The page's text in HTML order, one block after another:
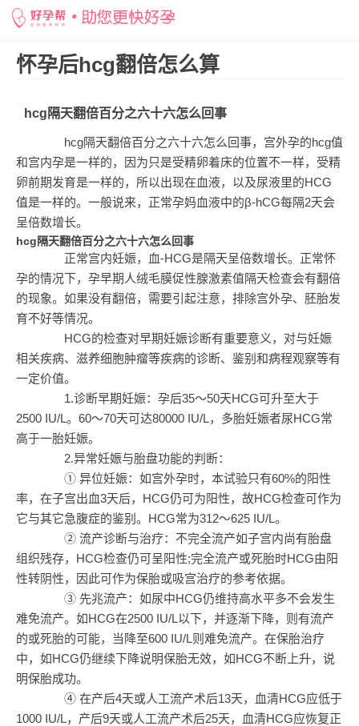
网站首页 > 好孕百科 > 怀孕后hcg翻倍怎么算
hcg隔天翻倍百分之六十六怎么回事
怀孕后hcg翻倍怎么算
hcg隔天翻倍百分之六十六怎么回事
hcg隔天翻倍百分之六十六怎么回事，宫外孕的hcg值
和宫内孕是一样的，因为只是受精卵着床的位置不一样，受精
卵前期发育是一样的，所以出现在血液，以及尿液里的HCG
值是一样的。一般说来，正常孕妈血液中的β-hCG每隔2天会
呈倍数增长。
hcg隔天翻倍百分之六十六怎么回事
正常宫内妊娠，血-HCG是隔天呈倍数增长。正常怀
孕的情况下，孕早期人绒毛膜促性腺激素值隔天检查会有翻倍
的现象。如果没有翻倍，需要引起注意，排除宫外孕、胚胎发
育不好等情况。
HCG的检查对早期妊娠诊断有重要意义，对与妊娠
相关疾病、滋养细胞肿瘤等疾病的诊断、鉴别和病程观察等有
一定价值。
1.诊断早期妊娠：孕后35～50天HCG可升至大于
2500 IU/L。60～70天可达80000 IU/L，多胎妊娠者尿HCG常
高于一胎妊娠。
2.异常妊娠与胎盘功能的判断：
① 异位妊娠：如宫外孕时，本试验只有60%的阳性
率，在子宫出血3天后，HCG仍可为阳性，故HCG检查可作为
它与其它急腹症的鉴别。HCG常为312～625 IU/L。
② 流产诊断与治疗：不完全流产如子宫内尚有胎盘
组织残存，HCG检查仍可呈阳性;完全流产或死胎时HCG由阳
性转阴性，因此可作为保胎或吸宫治疗的参考依据。
③ 先兆流产：如尿中HCG仍维持高水平多不会发生
难免流产。如HCG在2500 IU/L以下，并逐渐下降，则有流产
的或死胎的可能，当降至600 IU/L则难免流产。在保胎治疗
中，如HCG仍继续下降说明保胎无效，如HCG不断上升，说
明保胎成功。
④ 在产后4天或人工流产术后13天，血清HCG应低于
1000 IU/L，产后9天或人工流产术后25天，血清HCG应恢复正